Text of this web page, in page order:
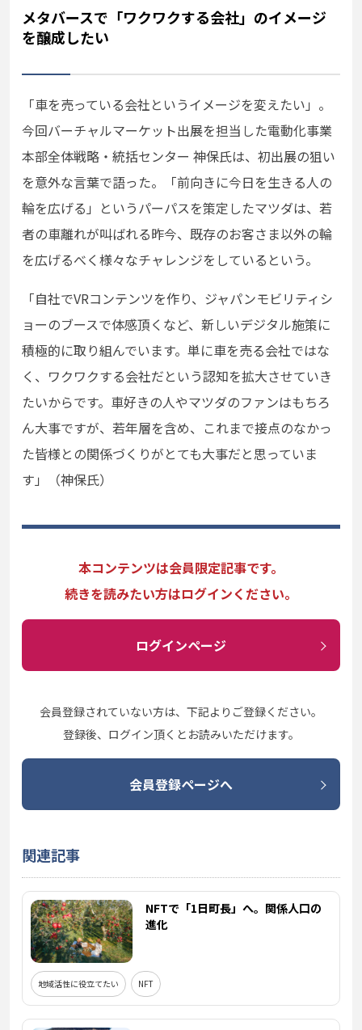
メタバースで「ワクワクする会社」のイメージ
を醸成したい
「車を売っている会社というイメージを変えたい」。
今回バーチャルマーケット出展を担当した電動化事業
本部全体戦略・統括センター 神保氏は、初出展の狙い
を意外な言葉で語った。「前向きに今日を生きる人の
輪を広げる」というパーパスを策定したマツダは、若
者の車離れが叫ばれる昨今、既存のお客さま以外の輪
を広げるべく様々なチャレンジをしているという。
「自社でVRコンテンツを作り、ジャパンモビリティシ
ョーのブースで体感頂くなど、新しいデジタル施策に
積極的に取り組んでいます。単に車を売る会社ではな
く、ワクワクする会社だという認知を拡大させていき
たいからです。車好きの人やマツダのファンはもちろ
ん大事ですが、若年層を含め、これまで接点のなかっ
た皆様との関係づくりがとても大事だと思っていま
す」（神保氏）
本コンテンツは会員限定記事です。
続きを読みたい方はログインください。
ログインページ
会員登録されていない方は、下記よりご登録ください。
登録後、ログイン頂くとお読みいただけます。
会員登録ページへ
関連記事
NFTで「1日町長」へ。関係人口の
進化
地域活性に役立てたい NFT